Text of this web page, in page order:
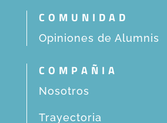
COMUNIDAD
Opiniones de Alumnis
COMPAÑIA
Nosotros
Trayectoria